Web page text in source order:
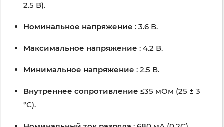
2.5 В).
Номинальное напряжение : 3.6 В.
Максимальное напряжение : 4.2 В.
Минимальное напряжение : 2.5 В.
Внутреннее сопротивление ≤35 мОм (25 ± 3
°С).